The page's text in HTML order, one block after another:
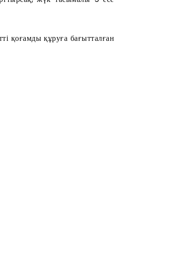
құруға бағытталған